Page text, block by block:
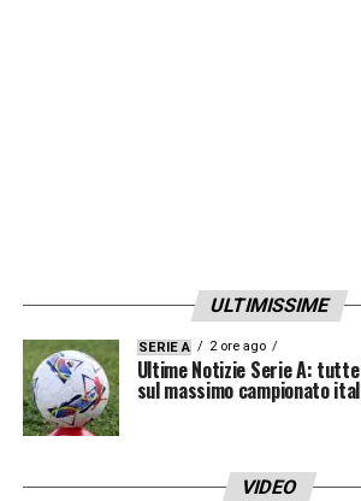
ULTIMISSIME
SERIE A 2 ore ago
Ultime Notizie Serie A:
sul massimo campionato
VIDEO